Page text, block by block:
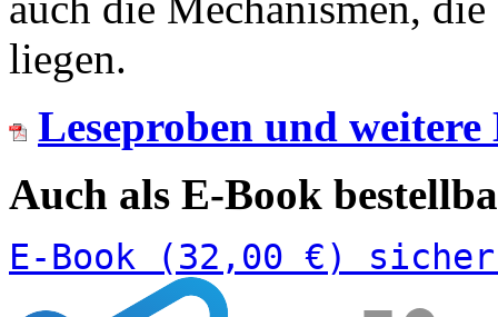
liegen.
Leseproben und
Auch als E-Book
E-Book (32,00 €)